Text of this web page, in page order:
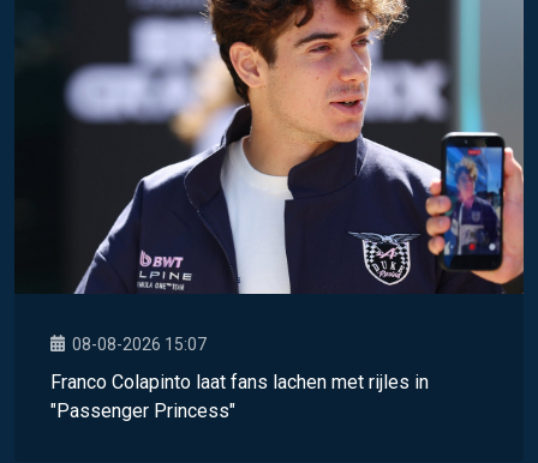
08-08-2026 15:07
Franco Colapinto laat fans lachen met rijles in
"Passenger Princess"